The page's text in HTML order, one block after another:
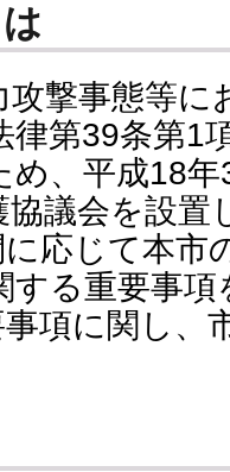
撃事態等に
律第39条第1
め、平成18
協議会を設置
応じて本市
する重要事
項に関し、